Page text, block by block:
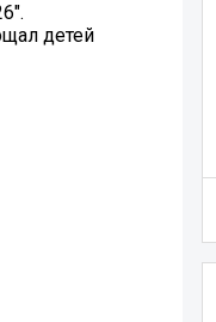
детей